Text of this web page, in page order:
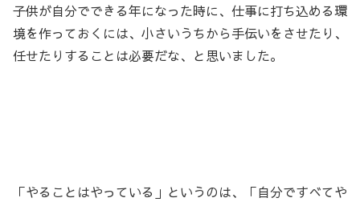
子供が自分でできる年になった時に、仕事に打ち込める環
境を作っておくには、小さいうちから手伝いをさせたり、
任せたりすることは必要だな、と思いました。
「やることはやっている」というのは、「自分ですべてや